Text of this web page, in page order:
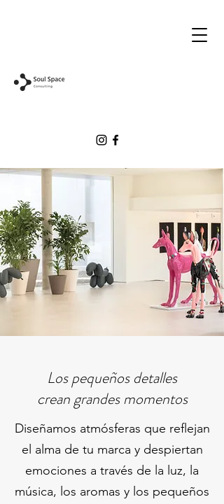
Los pequeños detalles
crean grandes momentos
Diseñamos atmósferas que reflejan
el alma de tu marca y despiertan
emociones a través de la luz, la
música, los aromas y los pequeños